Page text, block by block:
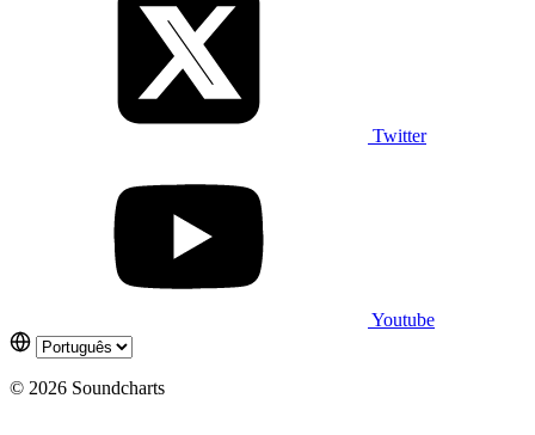
Twitter
Youtube
© 2026 Soundcharts